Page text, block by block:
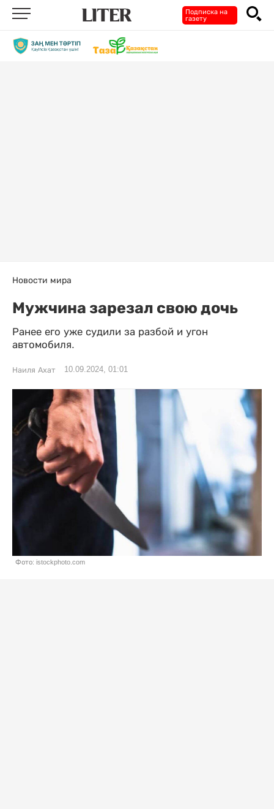
Подписка на
газету
Новости мира
Мужчина зарезал свою дочь
Ранее его уже судили за разбой и угон
автомобиля.
Наиля Ахат 10.09.2024, 01:01
Фото: istockphoto.com